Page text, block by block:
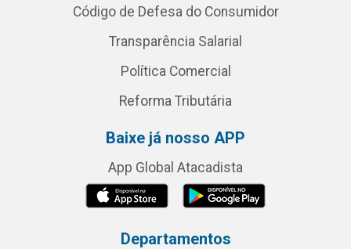
Código de Defesa do Consumidor
Transparência Salarial
Política Comercial
Reforma Tributária
Baixe já nosso APP
App Global Atacadista
Departamentos